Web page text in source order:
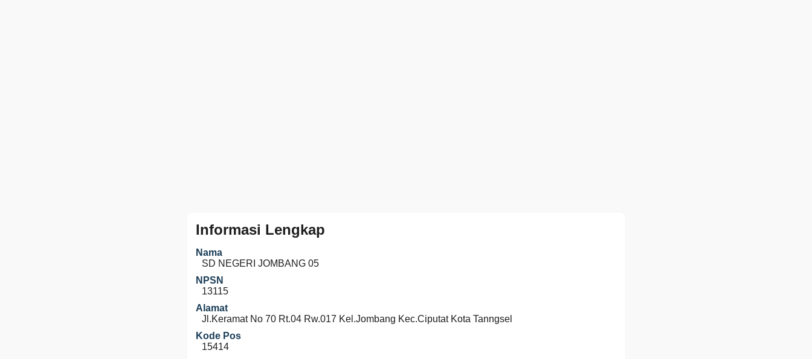
Informasi Lengkap
Nama
SD NEGERI JOMBANG 05
NPSN
13115
Alamat
Jl.Keramat No 70 Rt.04 Rw.017 Kel.Jombang Kec.Ciputat Kota Tanngsel
Kode Pos
15414